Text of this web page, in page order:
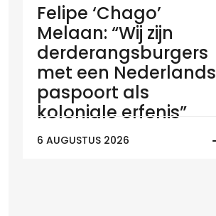
Felipe ‘Chago’
Melaan: “Wij zijn
derderangsburgers
met een Nederlands
paspoort als
koloniale erfenis”
6 AUGUSTUS 2026